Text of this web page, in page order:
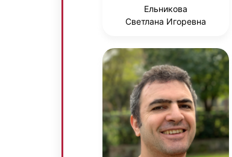
Ельникова
Светлана Игоревна